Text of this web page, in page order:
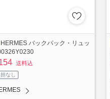
HERMES バックパック・リュッ
送料込
なし